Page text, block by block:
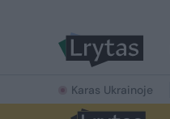
Karas Ukrainoje